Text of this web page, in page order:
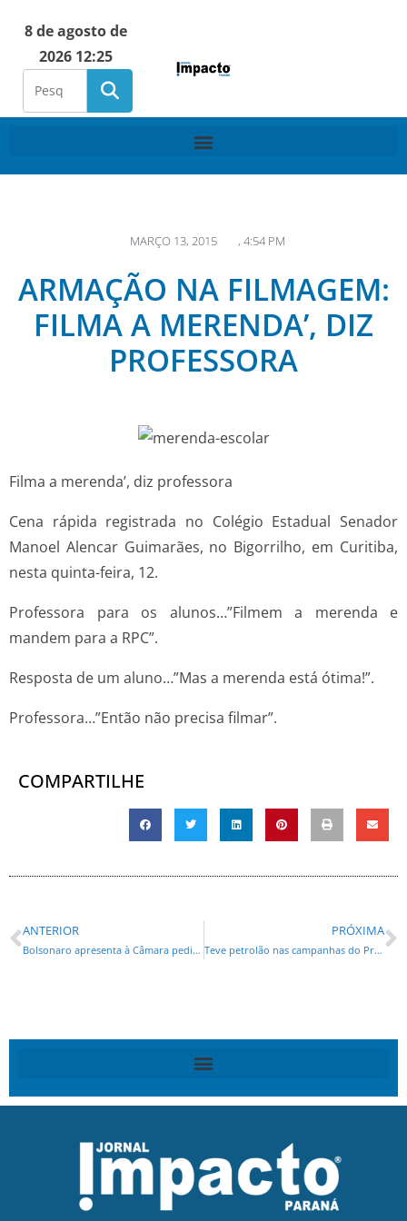
8 de agosto de
2026 12:25
MARÇO 13, 2015 , 4:54 PM
ARMAÇÃO NA FILMAGEM:
FILMA A MERENDA’, DIZ
PROFESSORA
Filma a merenda’, diz professora
Cena rápida registrada no Colégio Estadual Senador
Manoel Alencar Guimarães, no Bigorrilho, em Curitiba,
nesta quinta-feira, 12.
Professora para os alunos…”Filmem a merenda e
mandem para a RPC”.
Resposta de um aluno…”Mas a merenda está ótima!”.
Professora…”Então não precisa filmar”.
COMPARTILHE
ANTERIOR
Bolsonaro apresenta à Câmara pedido de impeachment de Dilma Rousseff
PRÓXIMA
Teve petrolão nas campanhas do Professor Lemos, da APP